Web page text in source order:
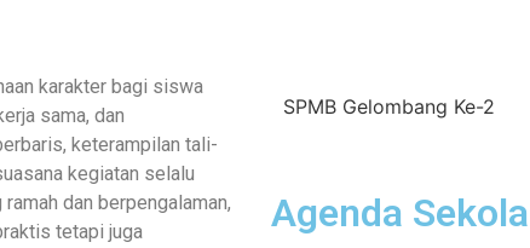
karakter bagi siswa
sama, dan
keterampilan tali-
kegiatan selalu
dan berpengalaman,
tetapi juga
SPMB Gelombang Ke-2
Agenda